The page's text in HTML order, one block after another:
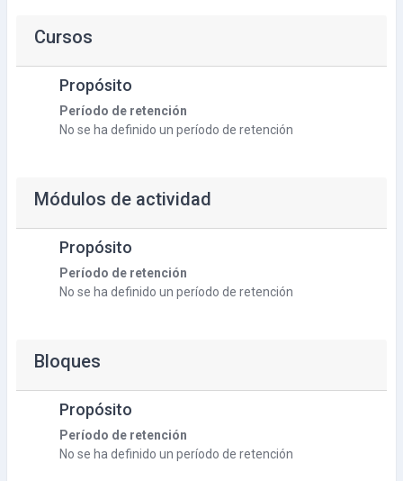
Cursos
Propósito
Período de retención
No se ha definido un período de retención
Módulos de actividad
Propósito
Período de retención
No se ha definido un período de retención
Bloques
Propósito
Período de retención
No se ha definido un período de retención